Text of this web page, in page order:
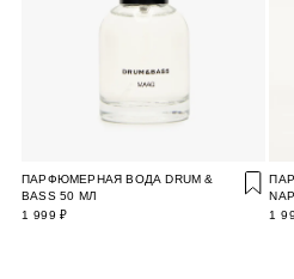
ПАРФЮМЕРНАЯ ВОДА DRUM &
BASS 50 МЛ
1 999 ₽
1